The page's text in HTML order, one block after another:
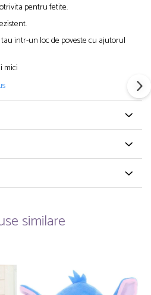
pentru fetite.
intr-un loc de poveste cu ajutorul
mici
similare